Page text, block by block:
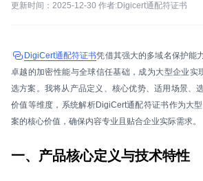
更新时间：2025-12-30 作者:Digicert通配符证书
DigiCert通配符证书凭借其强大的多域名保护能
卓越的加密性能与全球信任基础，成为大型企业实
选方案。我将从产品定义、核心优势、适用场景、
价值等维度，系统解析DigiCert通配符证书作为大
案的核心价值，确保内容专业且贴合企业实际需求。
一、产品核心定义与技术特性